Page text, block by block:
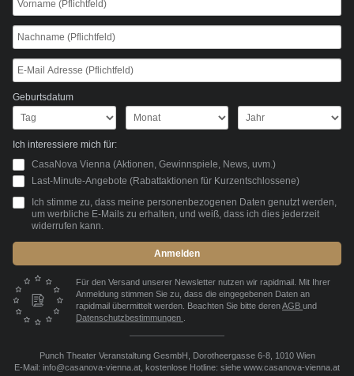
Geburtsdatum
Ich interessiere mich für:
CasaNova Vienna (Aktionen, Gewinnspiele, News, uvm.)
Last-Minute-Angebote (Rabattaktionen für Kurzentschlossene)
Ich stimme zu, dass meine personenbezogenen Daten genutzt werden,
um werbliche E-Mails zu erhalten, und weiß, dass ich dies jederzeit
widerrufen kann.
Anmelden
Für den Versand unserer Newsletter nutzen wir rapidmail. Mit Ihrer
Anmeldung stimmen Sie zu, dass die eingegebenen Daten an
rapidmail übermittelt werden. Beachten Sie bitte derenAGB und
Datenschutzbestimmungen
Punch Theater Veranstaltung GesmbH, Dorotheergasse 6-8, 1010 Wien
E-Mail: info@casanova-vienna.at, kostenlose Hotline: siehe www.casanova-vienna.at